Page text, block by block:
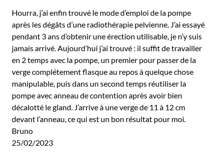
Hourra, j’ai enfin trouvé le mode d’emploi de la pompe
après les dégâts d’une radiothérapie pelvienne. J’ai essayé
pendant 3 ans d’obtenir une érection utilisable, je n’y suis
jamais arrivé. Aujourd’hui j’ai trouvé : il suffit de travailler
en 2 temps avec la pompe, un premier pour passer de la
verge complétement flasque au repos à quelque chose
manipulable, puis dans un second temps réutiliser la
pompe avec anneau de contention après avoir bien
décalotté le gland. J’arrive à une verge de 11 à 12 cm
devant l’anneau, ce qui est un bon résultat pour moi.
Bruno
25/02/2023